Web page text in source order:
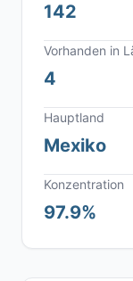
142
Vorhanden in
4
Hauptland
Mexiko
Konzentration
97.9%